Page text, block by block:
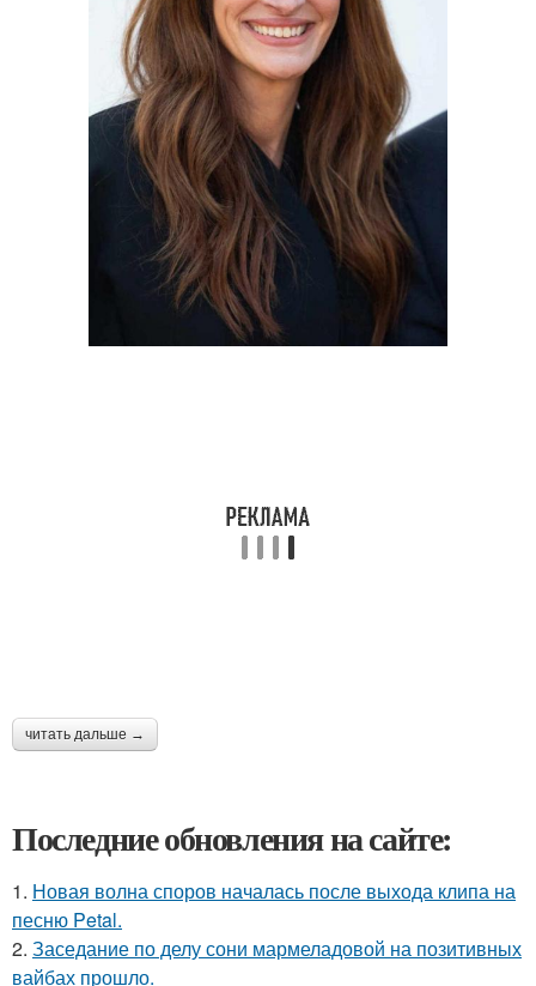
читать дальше →
Последние обновления на сайте:
1. Новая волна споров началась после выхода клипа на
песню Petal.
2. Заседание по делу сони мармеладовой на позитивных
вайбах прошло.